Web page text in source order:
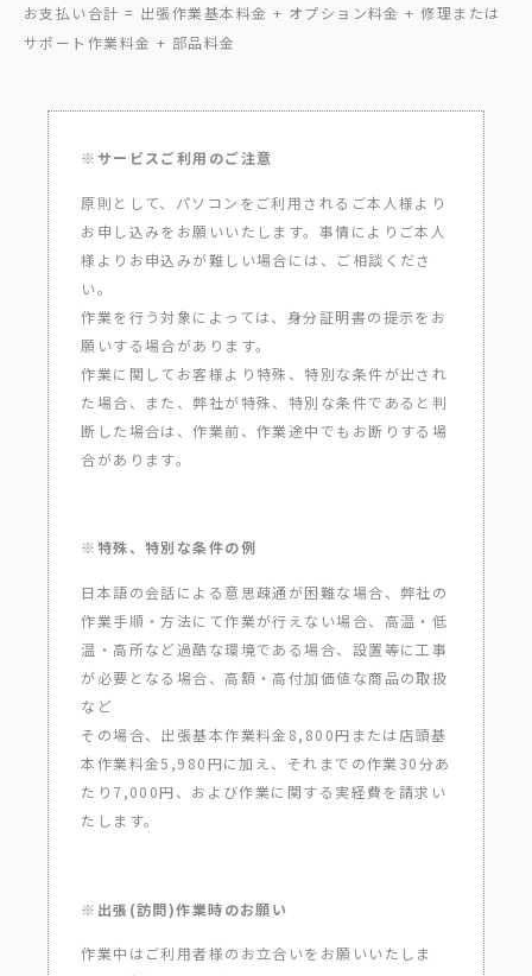
お支払い合計 = 出張作業基本料金 + オプション料金 + 修理または
サポート作業料金 + 部品料金
※サービスご利用のご注意
原則として、パソコンをご利用されるご本人様より
お申し込みをお願いいたします。事情によりご本人
様よりお申込みが難しい場合には、ご相談くださ
い。
作業を行う対象によっては、身分証明書の提示をお
願いする場合があります。
作業に関してお客様より特殊、特別な条件が出され
た場合、また、弊社が特殊、特別な条件であると判
断した場合は、作業前、作業途中でもお断りする場
合があります。
※特殊、特別な条件の例
日本語の会話による意思疎通が困難な場合、弊社の
作業手順・方法にて作業が行えない場合、高温・低
温・高所など過酷な環境である場合、設置等に工事
が必要となる場合、高額・高付加価値な商品の取扱
など
その場合、出張基本作業料金8,800円または店頭基
本作業料金5,980円に加え、それまでの作業30分あ
たり7,000円、および作業に関する実経費を請求い
たします。
※出張(訪問)作業時のお願い
作業中はご利用者様のお立合いをお願いいたしま